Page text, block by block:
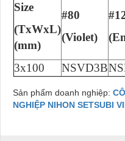
Size
(TxWxL)
(mm)
#80
(Violet)
3x100 NSVD3B
Sản phẩm doanh nghiệp:
NGHIỆP NIHON SETSUBI